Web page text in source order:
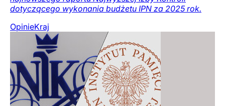
dotyczącego wykonania budżetu IPN za 2025 rok.
OpinieKraj